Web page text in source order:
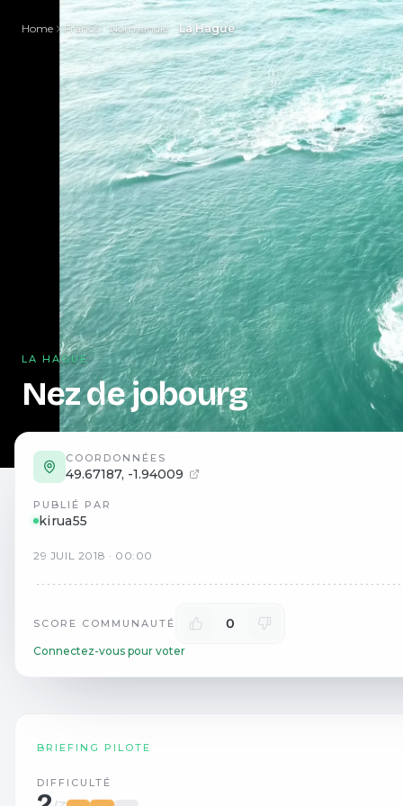
Home France Normandie La Hague
LA HAGUE
Nez de jobourg
COORDONNÉES
49.67187, -1.94009
PUBLIÉ PAR
kirua55
29 JUIL 2018 · 00:00
SCORE COMMUNAUTÉ 0
Connectez-vous pour voter
BRIEFING PILOTE
DIFFICULTÉ